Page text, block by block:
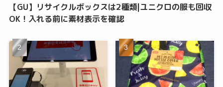
【GU】リサイクルボックスは2種類|ユニクロの服も回収
OK！入れる前に素材表示を確認